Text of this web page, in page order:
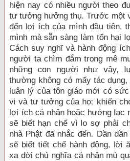
hiện nay có nhiều người theo
tư tưởng hưởng thụ. Trước một
đến lợi ích của mình đầu tiên,
mình mà sẵn sàng làm tổn hại
Cách suy nghĩ và hành động
người ta chìm đắm trong mê
những con người như vậy,
thường không có mấy tác
luân lý của tôn giáo mới có
vi và tư tưởng của họ; khiến
lợi ích cá nhân hoặc hưởng lạc
sẽ biết hạn chế vì lo sợ phải
nhà Phật đã nhắc đến. Dần
sẽ biết tiết chế hành động, lời
xa dời chủ nghĩa cá nhân mù